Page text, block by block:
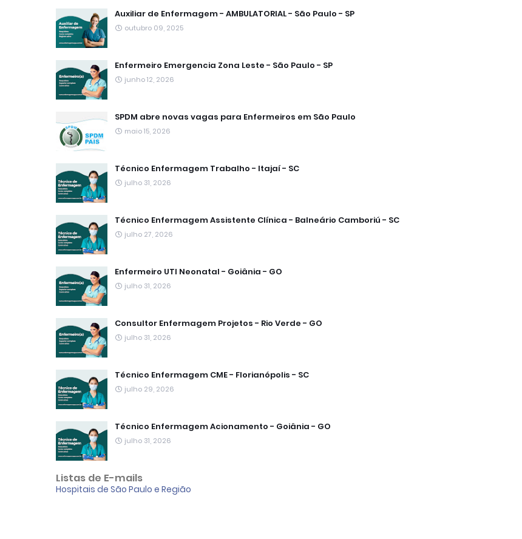
Auxiliar de Enfermagem - AMBULATORIAL - São Paulo - SP
outubro 09, 2025
Enfermeiro Emergencia Zona Leste - São Paulo - SP
junho 12, 2026
SPDM abre novas vagas para Enfermeiros em São Paulo
maio 15, 2026
Técnico Enfermagem Trabalho - Itajaí - SC
julho 31, 2026
Técnico Enfermagem Assistente Clínica - Balneário Camboriú - SC
julho 27, 2026
Enfermeiro UTI Neonatal - Goiânia - GO
julho 31, 2026
Consultor Enfermagem Projetos - Rio Verde - GO
julho 31, 2026
Técnico Enfermagem CME - Florianópolis - SC
julho 29, 2026
Técnico Enfermagem Acionamento - Goiânia - GO
julho 31, 2026
Listas de E-mails
Hospitais de São Paulo e Região